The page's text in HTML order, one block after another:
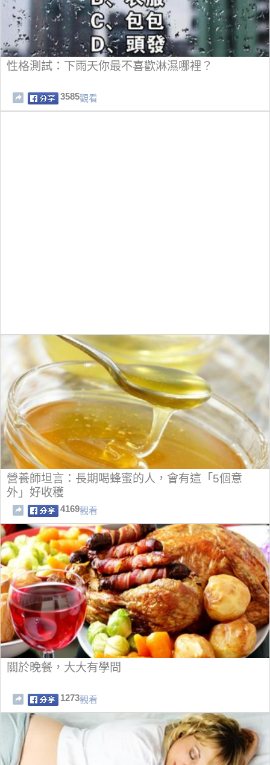
性格測試：下雨天你最不喜歡淋濕哪裡？
3585觀看
營養師坦言：長期喝蜂蜜的人，會有這「5個意
外」好收穫
4169觀看
關於晚餐，大大有學問
1273觀看